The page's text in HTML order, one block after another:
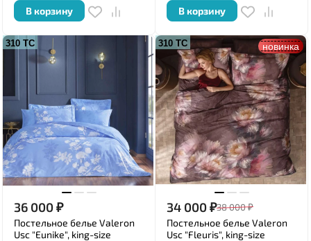
В корзину В корзину
310 ТС
36 000₽
Постельное белье Valeron
Usc "Eunike", king-size
310 ТС новинка
34 000₽38 000₽
Постельное белье Valeron
Usc "Fleuris", king-size